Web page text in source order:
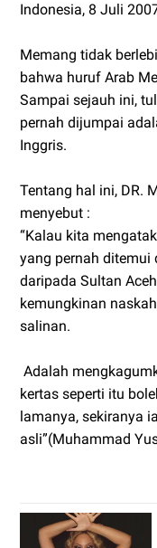
Indonesia, 8 Juli
Memang tidak
bahwa huruf Arab
Sampai sejauh ini,
pernah dijumpai
Inggris.
Tentang hal ini, DR.
menyebut :
“Kalau kita
yang pernah ditemui
daripada Sultan
kemungkinan
salinan.
Adalah
kertas seperti itu
lamanya, sekiranya
asli”(Muhammad